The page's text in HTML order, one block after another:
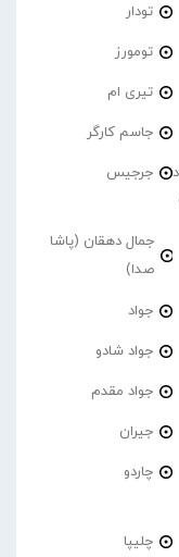
تودار
تومورز
تیری ام
جاسم کارگر
جرجیس
جمال دهقان (پاشا
صدا)
جواد
جواد شادو
جواد مقدم
جیران
چاردو
چلیپا